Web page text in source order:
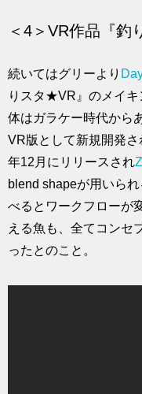
＜4＞VR作品『釣
続いてはグリーより
りスタ★VR』のメイキ
体はガラケー時代から
VR版として新規開発
年12月にリリースされ
blend shapeが用いら
べるとワークフローが
える魚も、全てコンセ
ったとのこと。